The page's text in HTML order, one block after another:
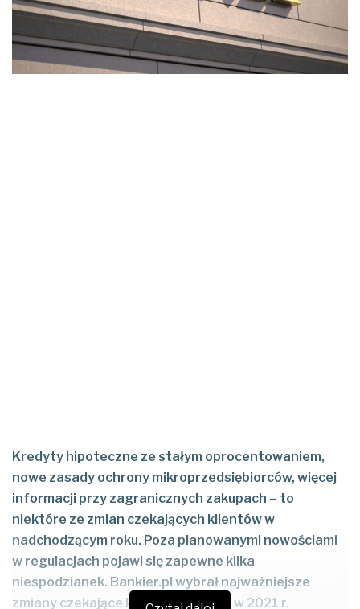
Kredyty hipoteczne ze stałym oprocentowaniem,
nowe zasady ochrony mikroprzedsiębiorców, więcej
informacji przy zagranicznych zakupach – to
niektóre ze zmian czekających klientów w
nadchodzącym roku. Poza planowanymi nowościami
w regulacjach pojawi się zapewne kilka
niespodzianek. Bankier.pl wybrał najważniejsze
zmiany czekające klientów banków w 2021 r.